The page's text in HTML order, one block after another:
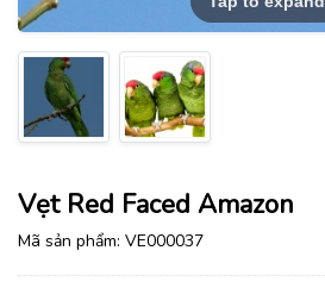
Vẹt Red Faced Amazon
Mã sản phẩm: VE000037